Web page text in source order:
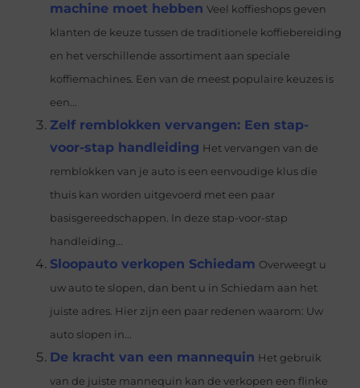
machine moet hebben Veel koffieshops geven
klanten de keuze tussen de traditionele koffiebereiding
en het verschillende assortiment aan speciale
koffiemachines. Een van de meest populaire keuzes is
een...
Zelf remblokken vervangen: Een stap-
voor-stap handleiding Het vervangen van de
remblokken van je auto is een eenvoudige klus die
thuis kan worden uitgevoerd met een paar
basisgereedschappen. In deze stap-voor-stap
handleiding...
Sloopauto verkopen Schiedam Overweegt u
uw auto te slopen, dan bent u in Schiedam aan het
juiste adres. Hier zijn een paar redenen waarom: Uw
auto slopen in...
De kracht van een mannequin Het gebruik
van de juiste mannequin kan de verkopen een flinke